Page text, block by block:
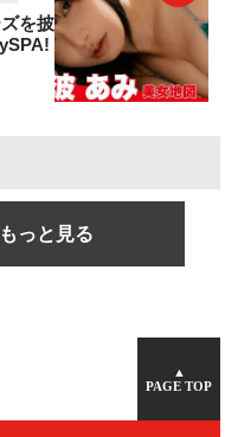
を披
っと見る
▲
PAGE TOP